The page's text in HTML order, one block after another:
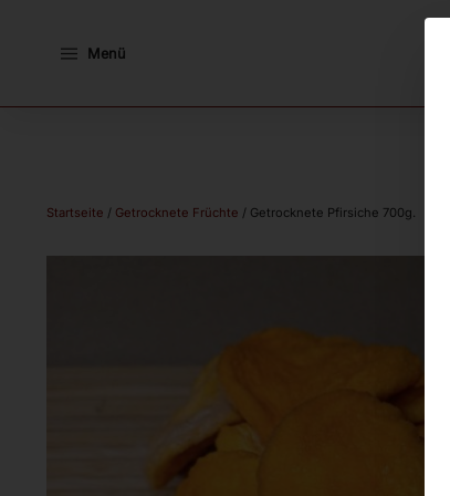
Menü
Startseite / Getrocknete Früchte / Getrocknete Pfirsiche 700g.